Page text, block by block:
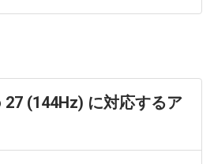
(144Hz) に対応するア